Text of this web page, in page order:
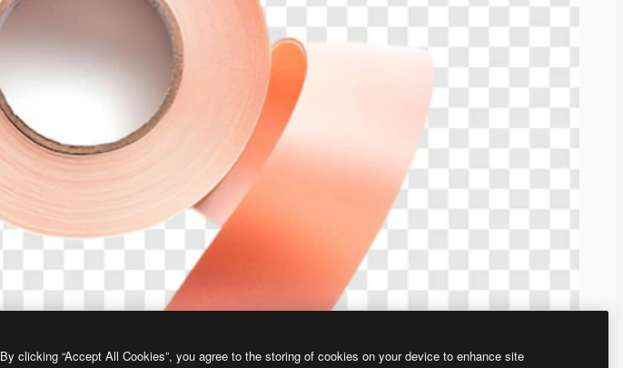
By clicking “Accept All Cookies”, you agree to the storing of cookies on your device to enhance site